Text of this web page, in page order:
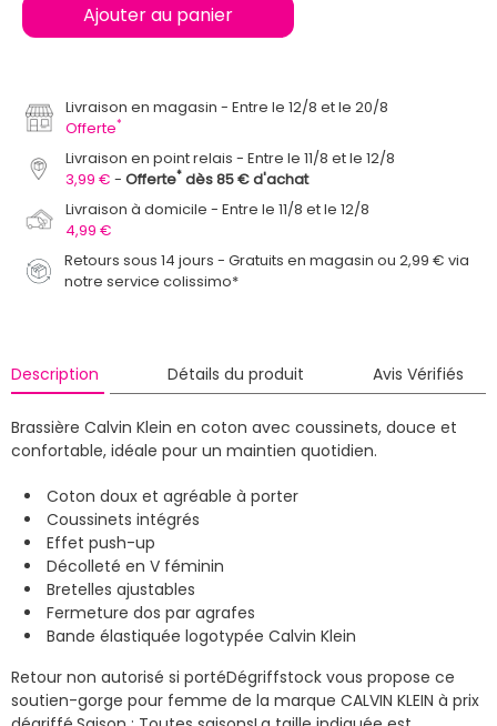
Ajouter au panier
Livraison en magasin
Entre le 12/8 et le 20/8
Offerte*
Livraison en point relais
Entre le 11/8 et le 12/8
3,99 €
Offerte* dès 85 € d'achat
Livraison à domicile
Entre le 11/8 et le 12/8
4,99 €
Retours sous 14 jours - Gratuits en magasin ou 2,99 € via
notre service colissimo*
Description Détails du produit Avis Vérifiés
Brassière Calvin Klein en coton avec coussinets, douce et
confortable, idéale pour un maintien quotidien.
Coton doux et agréable à porter
Coussinets intégrés
Effet push-up
Décolleté en V féminin
Bretelles ajustables
Fermeture dos par agrafes
Bande élastiquée logotypée Calvin Klein
Retour non autorisé si portéDégriffstock vous propose ce
soutien-gorge pour femme de la marque CALVIN KLEIN à prix